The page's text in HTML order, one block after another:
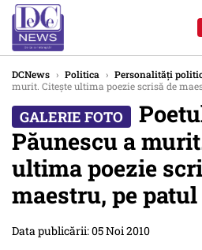
DCNews › Politica › Personalități
murit. Citeşte ultima poezie scrisă de
Păunescu a
ultima poezie
maestru, pe
Data publicării: 05 Noi 2010